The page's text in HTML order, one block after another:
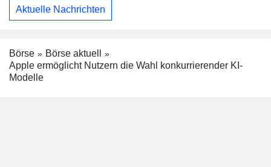
Aktuelle Nachrichten
Börse
Börse aktuell
Apple ermöglicht Nutzern die Wahl konkurrierender KI-
Modelle